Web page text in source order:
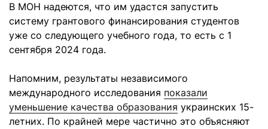
В МОН надеются, что им удастся запустить
систему грантового финансирования студентов
уже со следующего учебного года, то есть с 1
сентября 2024 года.
Напомним, результаты независимого
международного исследования показали
уменьшение качества образования украинских 15-
летних. По крайней мере частично это объясняют